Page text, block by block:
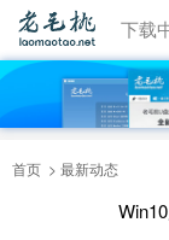
视频教程 下载
首页 最新动态